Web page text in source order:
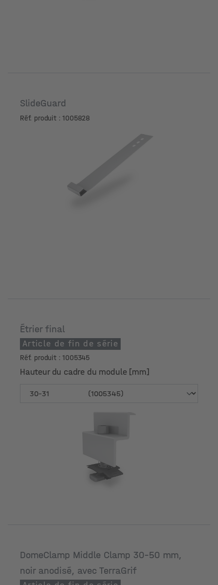
SlideGuard
Réf. produit : 1005828
Étrier final
Article de fin de série
Réf. produit : 1005345
Hauteur du cadre du module [mm]
DomeClamp Middle Clamp 30-50 mm,
noir anodisé, avec TerraGrif